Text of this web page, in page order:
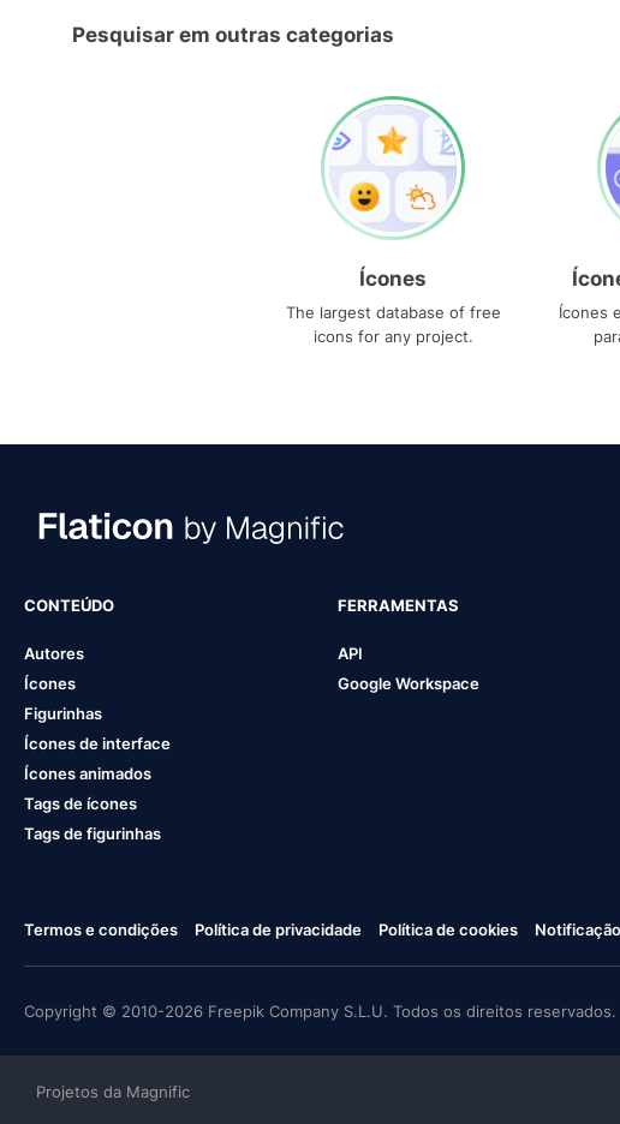
Pesquisar em outras categorias
Ícones
The largest database of free
icons for any project.
Ícones
CONTEÚDO
Autores
Ícones
Figurinhas
Ícones de interface
Ícones animados
Tags de ícones
Tags de figurinhas
FERRAMENTAS
API
Google Workspace
Termos e condições Política de privacidade Política de cookies
Copyright © 2010-2026 Freepik Company S.L.U. Todos os direitos reservados.
Projetos da Magnific